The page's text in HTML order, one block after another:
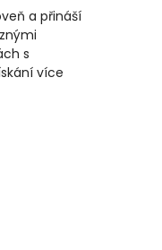
a přináší
s
více